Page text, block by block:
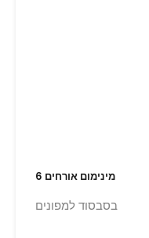
מינימום אורחים 6
בסבסוד למפונים